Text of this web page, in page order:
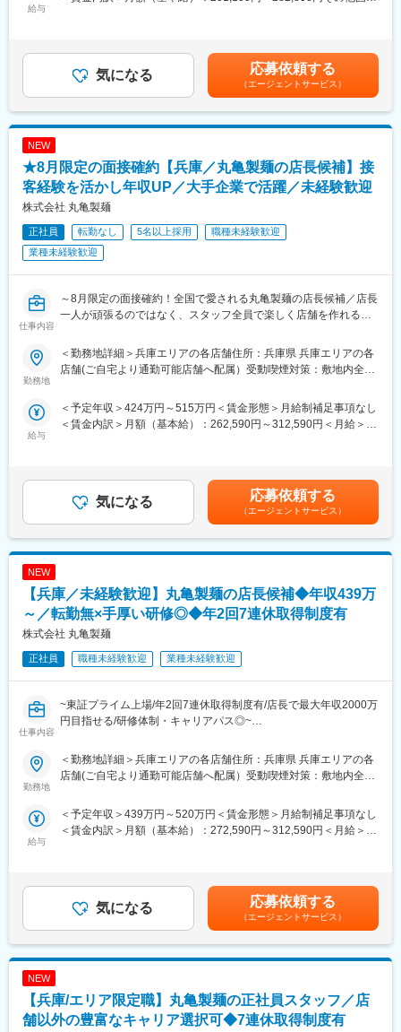
■お任せする業務：
◎包装設備のメンテナンス（チョコ停の復旧、機器調整、日常点
検・月次点検・年次毎の計画修繕、部品発注 等）
◎包装資材、消耗品類の在庫管理（発注業務、棚卸 等）
ー用のレギュラーコーヒー（粉）製品、量販店用ドリップ商品、
紅茶など製造ラインごと担当を設けています。
■配属部署の役割：
＜包装業務全般＞
・コーヒー製品の包装
・紅茶製品の包装
■配属先の業務内容：
・包装機の操作、日常点検
・パートナースタッフの管理（人員の教育、指示）
・製品の検査
■転勤について：
■当社について：
代表的なドトールコーヒーショップの他、エクセルシオールカフ
ェ、カフェ コロラド、カフェ レクセル、ドトール珈琲農園など複
数ブランドを展開。
ーヒーとしてベンディングマシンも展開しており、店舗以外でも
ドトールブランドのコーヒーを楽しんでいただけます。
変更の範囲：会社の定める業務
給与
（18.267時間～17.641時間）※超過分追加支給■賞与：年2回賃金
はあくまでも目安の金額であり、選考を通じて上下する可能性が
あります。月給(月額)は固定手当を含めた表記です。
気になる 応募依頼する
（エージェントサービス）
NEW
★8月限定の面接確約【兵庫／丸亀製麺の店長候補】接
客経験を活かし年収UP／大手企業で活躍／未経験歓迎
株式会社 丸亀製麺
正社員 転勤なし 5名以上採用
職種未経験歓迎
業種未経験歓迎
仕事内容
～8月限定の面接確約！全国で愛される丸亀製麺の店長候補／店長
一人が頑張るのではなく、スタッフ全員で楽しく店舗を作れる会
★求人のおすすめポイント★
・働き方◎7連休以上の休暇が年2回取得可！2～3連休の取得も可
・完全未経験から大手企業の正社員へ！手厚いサポートで安心ス
タート◎
■業務内容：
「丸亀製麺」各店舗の店長候補としてお任せいたします。
具体的には、
・調理、接客
・スタッフの教育
・品質管理、衛生管理
地域のお客様に喜ばれる企画の立案＆実行などを、スタッフと協
力して行います。
■研修体制：
充実した研修体制により着実にキャリアアップを目指せます
・集合研修（2日間）：経営理念や社内規定を学び、企業理解を深
める
・基礎研修（3ヶ月間）：店舗デビュー前に基本をしっかりと身に
の店舗での営業を通じてスキルを磨きます
2028年3月までに国内1100店舗を目指しており、キャリアアップ
の機会が豊富です。
・3年目：チーフマネージャーに抜擢
さらに社内公募に挑戦し、教育研修や商品開発、海外部門など他
部門で活躍することも可能です。
■丸亀製麺の魅力：
足8割】。お客様に喜んで頂くことを最優先に考えています。
・こだわりとぬくもり：ただチェーン店を増やすのではなく、店
舗ごとの「こだわり」を重視し、人でしか提供できない「ぬくも
勤務地
＜勤務地詳細＞兵庫エリアの各店舗住所：兵庫県 兵庫エリアの各
店舗(ご自宅より通勤可能店舗へ配属）受動喫煙対策：敷地内全面
給与
＜予定年収＞424万円～515万円＜賃金形態＞月給制補足事項なし
＜賃金内訳＞月額（基本給）：262,590円～312,590円＜月給＞
昇給：年2回（6月・12月）賞与：年2回（6月・12月）※別途、会
社業績によりインセンティブ制度あり賃金はあくまでも目安の金
額であり、選考を通じて上下する可能性があります。月給(月額)は
固定手当を含めた表記です。
気になる 応募依頼する
（エージェントサービス）
NEW
【兵庫／未経験歓迎】丸亀製麺の店長候補◆年収439万
～／転勤無×手厚い研修◎◆年2回7連休取得制度有
株式会社 丸亀製麺
正社員 職種未経験歓迎 業種未経験歓迎
仕事内容
~東証プライム上場/年2回7連休取得制度有/店長で最大年収2000万
円目指せる/研修体制・キャリアパス◎~
★求人のおすすめポイント★
・完全未経験から大手企業の正社員へ！研修4か月の手厚い研修で
安心スタート◎
リアアップを目指せます！
・働き方◎7連休以上の休暇が年2回取得可！2～3連休の取得も可
「丸亀製麺」各店舗の店長候補としてお任せいたします。
具体的には、
・調理、接客
・スタッフの教育
・シフト作成
地域のお客様に喜ばれる企画の立案＆実行などを、スタッフと協
力して行います。
勤務地
＜勤務地詳細＞兵庫エリアの各店舗住所：兵庫県 兵庫エリアの各
店舗(ご自宅より通勤可能店舗へ配属）受動喫煙対策：敷地内全面
給与
＜予定年収＞439万円～520万円＜賃金形態＞月給制補足事項なし
＜賃金内訳＞月額（基本給）：272,590円～312,590円＜月給＞
昇給：年2回（6月・12月）賞与：年2回（6月・12月）※別途、会
社業績によりインセンティブ制度あり賃金はあくまでも目安の金
額であり、選考を通じて上下する可能性があります。月給(月額)は
固定手当を含めた表記です。
気になる 応募依頼する
（エージェントサービス）
NEW
【兵庫/エリア限定職】丸亀製麺の正社員スタッフ／店
舗以外の豊富なキャリア選択可◆7連休取得制度有